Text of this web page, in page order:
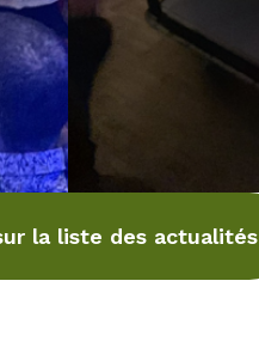
la liste des actualités